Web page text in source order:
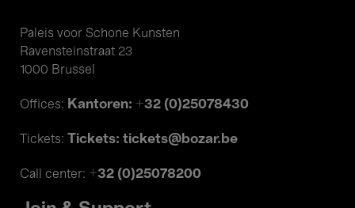
Paleis voor Schone Kunsten
Ravensteinstraat 23
1000 Brussel
Offices: Kantoren: +32 (0)25078430
Tickets: Tickets: tickets@bozar.be
Call center: +32 (0)25078200